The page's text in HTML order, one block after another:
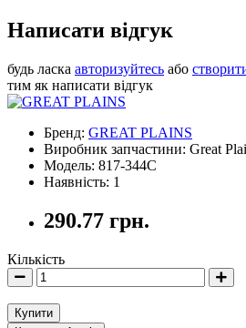
Написати відгук
будь ласка авторизуйтесь або
тим як написати відгук
Бренд: GREAT PLAINS
Виробник запчастини: Great
Модель: 817-344С
Наявність: 1
290.77 грн.
Кількість
Купити